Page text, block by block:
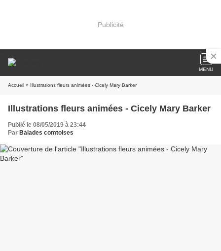
Publicité
MENU
Accueil » Illustrations fleurs animées - Cicely Mary Barker
Illustrations fleurs animées - Cicely Mary Barker
Publié le 08/05/2019 à 23:44
Par Balades comtoises